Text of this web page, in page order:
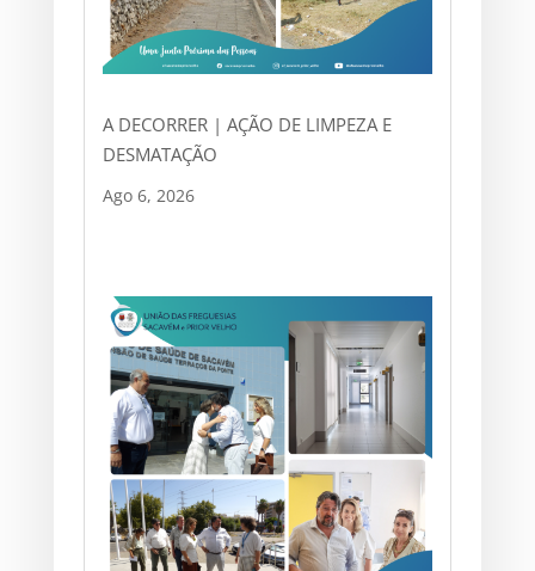
A DECORRER | AÇÃO DE LIMPEZA E
DESMATAÇÃO
Ago 6, 2026